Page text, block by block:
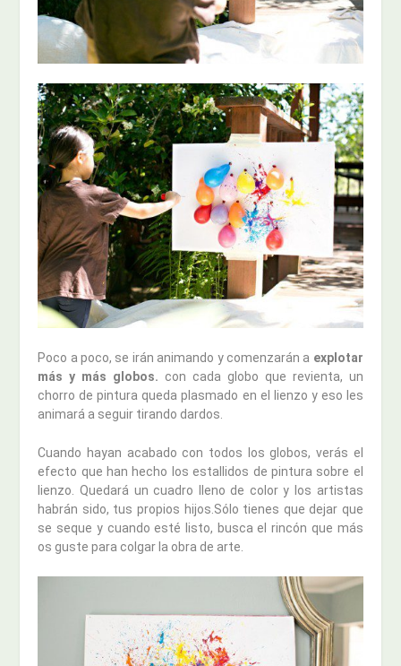
Poco a poco, se irán animando y comenzarán a explotar
más y más globos. con cada globo que revienta, un
chorro de pintura queda plasmado en el lienzo y eso les
animará a seguir tirando dardos.
Cuando hayan acabado con todos los globos, verás el
efecto que han hecho los estallidos de pintura sobre el
lienzo. Quedará un cuadro lleno de color y los artistas
habrán sido, tus propios hijos.Sólo tienes que dejar que
se seque y cuando esté listo, busca el rincón que más
os guste para colgar la obra de arte.